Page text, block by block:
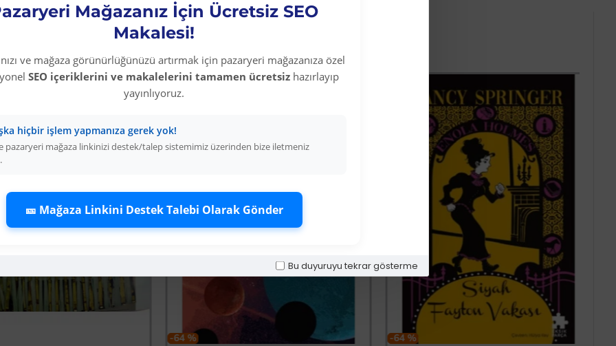
Mağazanız İçin Ücretsiz SEO
Makalesi!
ve mağaza görünürlüğünüzü artırmak için pazaryeri mağazanıza özel
SEO içeriklerini ve makalelerini tamamen ücretsiz hazırlayıp
yayınlıyoruz.
hiçbir işlem yapmanıza gerek yok!
pazaryeri mağaza linkinizi destek/talep sistemimiz üzerinden bize iletmeniz
🎫 Mağaza Linkini Destek Talebi Olarak Gönder
Bu duyuruyu tekrar gösterme
-64 % -64 %